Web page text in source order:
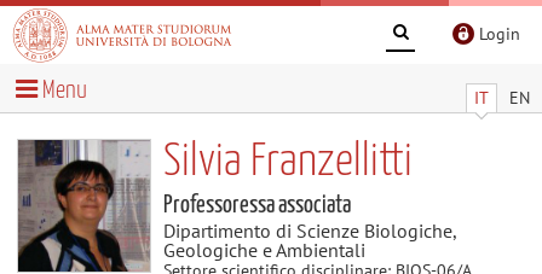
Login
IT EN
Menu
Silvia Franzellitti
Professoressa associata
Dipartimento di Scienze Biologiche,
Geologiche e Ambientali